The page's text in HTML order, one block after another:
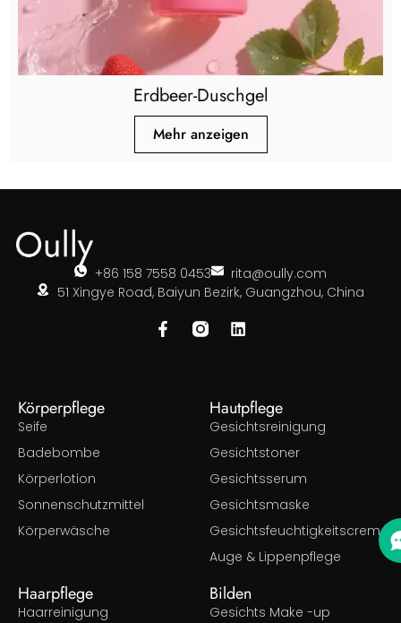
Erdbeer-Duschgel
Mehr anzeigen
+86 158 7558 0453
rita@oully.com
51 Xingye Road, Baiyun Bezirk, Guangzhou, China
Körperpflege
Seife
Badebombe
Körperlotion
Sonnenschutzmittel
Körperwäsche
Hautpflege
Gesichtsreinigung
Gesichtstoner
Gesichtsserum
Gesichtsmaske
Gesichtsfeuchtigkeitscreme
Auge & Lippenpflege
Haarpflege
Haarreinigung
Bilden
Gesichts Make -up